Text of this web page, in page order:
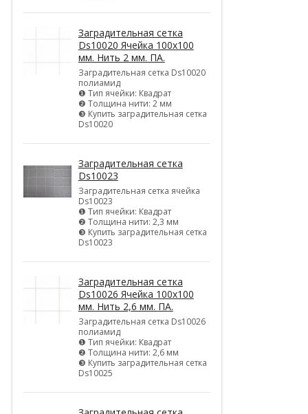
Заградительная сетка
Ds10020 Ячейка 100х100
мм. Нить 2 мм. ПА.
Заградительная сетка Ds10020
полиамид
❶ Тип ячейки: Квадрат
❷ Толщина нити: 2 мм
❸ Купить заградительная сетка
Ds10020
Заградительная сетка
Ds10023
Заградительная сетка ячейка
Ds10023
❶ Тип ячейки: Квадрат
❷ Толщина нити: 2,3 мм
❸ Купить заградительная сетка
Ds10023
Заградительная сетка
Ds10026 Ячейка 100х100
мм. Нить 2,6 мм. ПА.
Заградительная сетка Ds10026
полиамид
❶ Тип ячейки: Квадрат
❷ Толщина нити: 2,6 мм
❸ Купить заградительная сетка
Ds10025